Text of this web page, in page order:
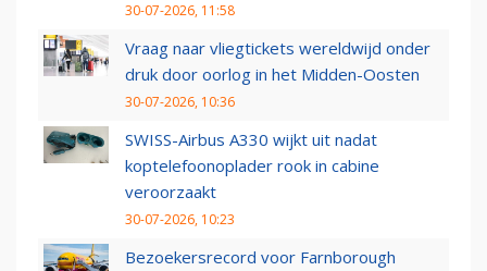
30-07-2026, 11:58
Vraag naar vliegtickets wereldwijd onder
druk door oorlog in het Midden-Oosten
30-07-2026, 10:36
SWISS-Airbus A330 wijkt uit nadat
koptelefoonoplader rook in cabine
veroorzaakt
30-07-2026, 10:23
Bezoekersrecord voor Farnborough